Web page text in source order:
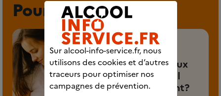
Pour aller plus loin
ARTICLE
Pourquoi il vaut mieux
ne pas boire d'alcool
pendant l'allaitement?
Sur alcool-info-service.fr, nous
utilisons des cookies et d’autres
traceurs pour optimiser nos
campagnes de prévention.